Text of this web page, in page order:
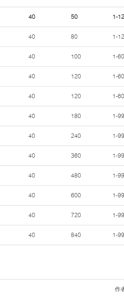
40 50 1-
40 80 1-
40 100 1-
40 120 1-
40 120 1-
40 180 1-
40 240 1-
40 360 1-
40 480 1-
40 600 1-
40 720 1-
40 840 1-
作